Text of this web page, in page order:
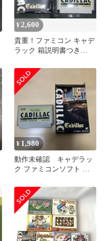
¥ 2,600
貴重！ファミコン キャデ
ラック 箱説明書つき
¥ 1,980
動作未確認 キャデラッ
ク ファミコンソフト 箱